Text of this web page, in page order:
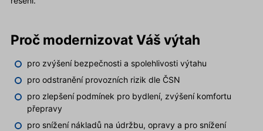
Proč modernizovat Váš výtah
pro zvýšení bezpečnosti a spolehlivosti výtahu
pro odstranění provozních rizik dle ČSN
pro zlepšení podmínek pro bydlení, zvýšení komfortu
přepravy
pro snížení nákladů na údržbu, opravy a pro snížení